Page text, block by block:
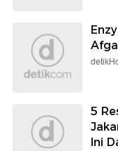
5
Ini